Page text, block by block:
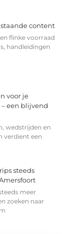
content
flinke voorraad
handleidingen
voor je
een blijvend
wedstrijden en
verdient een
steeds
meer
zoeken naar